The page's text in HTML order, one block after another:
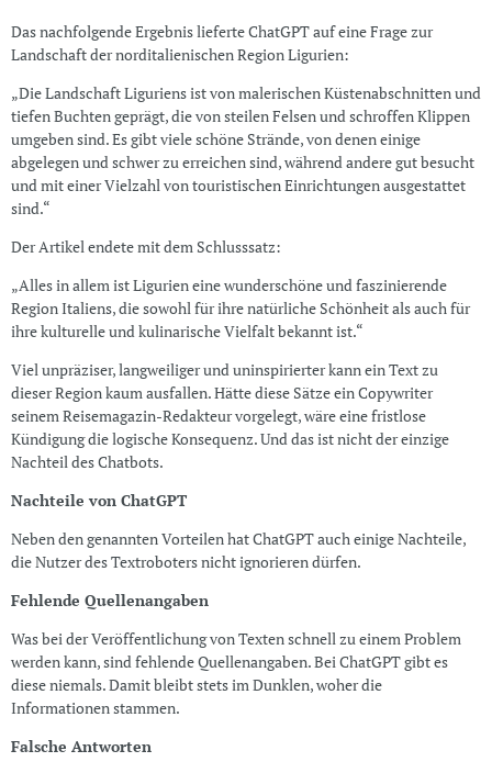
Das nachfolgende Ergebnis lieferte ChatGPT auf eine Frage zur
Landschaft der norditalienischen Region Ligurien:
„Die Landschaft Liguriens ist von malerischen Küstenabschnitten und
tiefen Buchten geprägt, die von steilen Felsen und schroffen Klippen
umgeben sind. Es gibt viele schöne Strände, von denen einige
abgelegen und schwer zu erreichen sind, während andere gut besucht
und mit einer Vielzahl von touristischen Einrichtungen ausgestattet
sind.“
Der Artikel endete mit dem Schlusssatz:
„Alles in allem ist Ligurien eine wunderschöne und faszinierende
Region Italiens, die sowohl für ihre natürliche Schönheit als auch für
ihre kulturelle und kulinarische Vielfalt bekannt ist.“
Viel unpräziser, langweiliger und uninspirierter kann ein Text zu
dieser Region kaum ausfallen. Hätte diese Sätze ein Copywriter
seinem Reisemagazin-Redakteur vorgelegt, wäre eine fristlose
Kündigung die logische Konsequenz. Und das ist nicht der einzige
Nachteil des Chatbots.
Nachteile von ChatGPT
Neben den genannten Vorteilen hat ChatGPT auch einige Nachteile,
die Nutzer des Textroboters nicht ignorieren dürfen.
Fehlende Quellenangaben
Was bei der Veröffentlichung von Texten schnell zu einem Problem
werden kann, sind fehlende Quellenangaben. Bei ChatGPT gibt es
diese niemals. Damit bleibt stets im Dunklen, woher die
Informationen stammen.
Falsche Antworten